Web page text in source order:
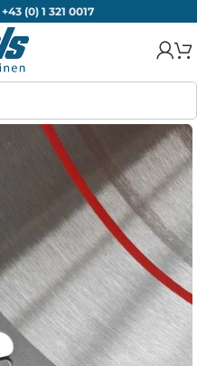
+43 (0) 1 321 0017